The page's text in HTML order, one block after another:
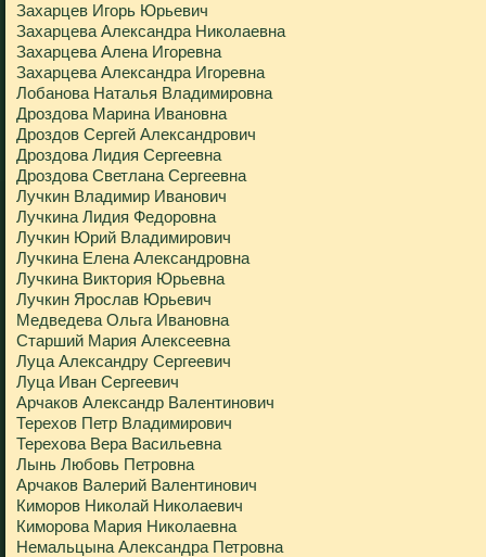
Захарцев Игорь Юрьевич
Захарцева Александра Николаевна
Захарцева Алена Игоревна
Захарцева Александра Игоревна
Лобанова Наталья Владимировна
Дроздова Марина Ивановна
Дроздов Сергей Александрович
Дроздова Лидия Сергеевна
Дроздова Светлана Сергеевна
Лучкин Владимир Иванович
Лучкина Лидия Федоровна
Лучкин Юрий Владимирович
Лучкина Елена Александровна
Лучкина Виктория Юрьевна
Лучкин Ярослав Юрьевич
Медведева Ольга Ивановна
Старший Мария Алексеевна
Луца Александру Сергеевич
Луца Иван Сергеевич
Арчаков Александр Валентинович
Терехов Петр Владимирович
Терехова Вера Васильевна
Лынь Любовь Петровна
Арчаков Валерий Валентинович
Киморов Николай Николаевич
Киморова Мария Николаевна
Немальцына Александра Петровна